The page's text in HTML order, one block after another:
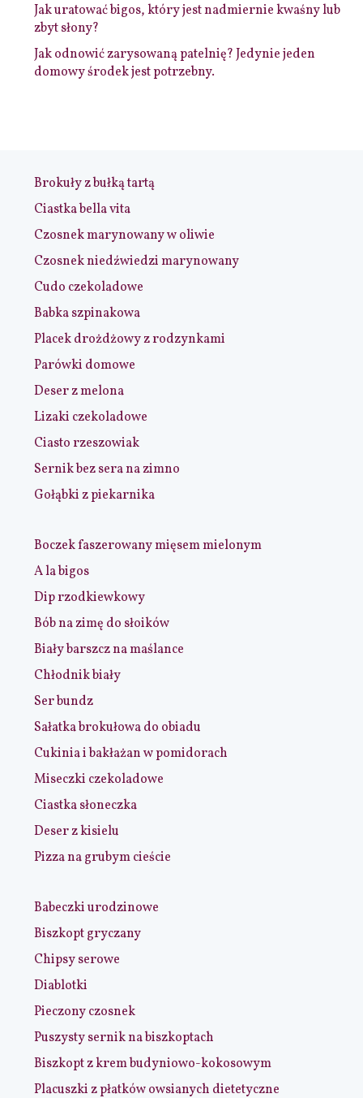
Jak uratować bigos, który jest nadmiernie kwaśny lub
zbyt słony?
Jak odnowić zarysowaną patelnię? Jedynie jeden
domowy środek jest potrzebny.
Brokuły z bułką tartą
Ciastka bella vita
Czosnek marynowany w oliwie
Czosnek niedźwiedzi marynowany
Cudo czekoladowe
Babka szpinakowa
Placek drożdżowy z rodzynkami
Parówki domowe
Deser z melona
Lizaki czekoladowe
Ciasto rzeszowiak
Sernik bez sera na zimno
Gołąbki z piekarnika
Boczek faszerowany mięsem mielonym
A la bigos
Dip rzodkiewkowy
Bób na zimę do słoików
Biały barszcz na maślance
Chłodnik biały
Ser bundz
Sałatka brokułowa do obiadu
Cukinia i bakłażan w pomidorach
Miseczki czekoladowe
Ciastka słoneczka
Deser z kisielu
Pizza na grubym cieście
Babeczki urodzinowe
Biszkopt gryczany
Chipsy serowe
Diablotki
Pieczony czosnek
Puszysty sernik na biszkoptach
Biszkopt z krem budyniowo-kokosowym
Placuszki z płatków owsianych dietetyczne